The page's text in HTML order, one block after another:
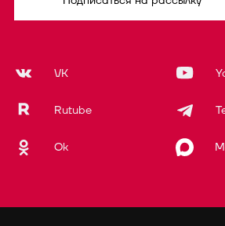
VK
Rutube
Ok